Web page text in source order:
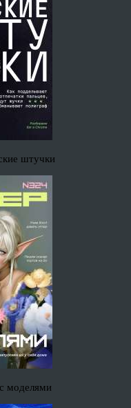
штучки
моделями